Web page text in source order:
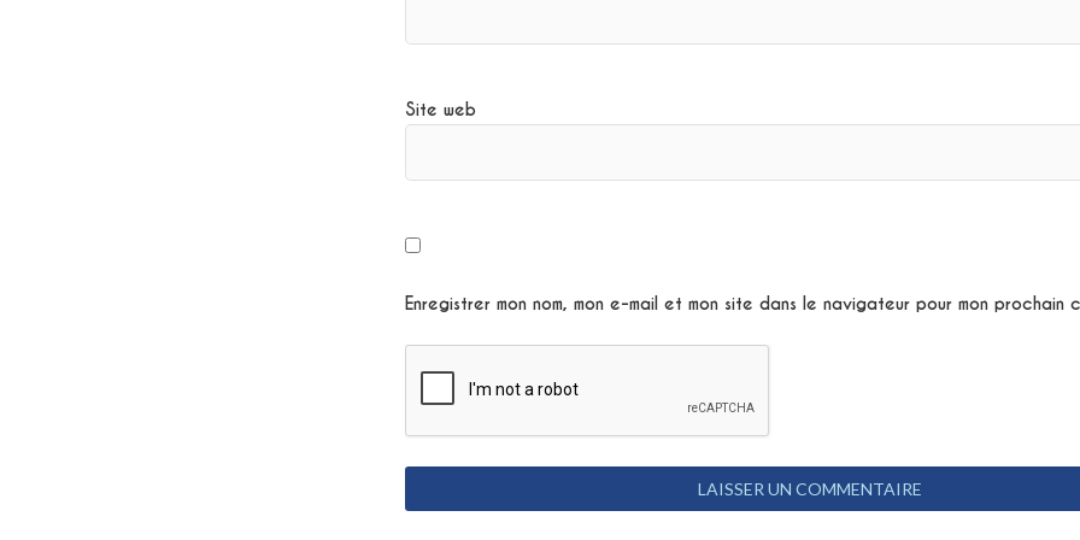
Site web
Enregistrer mon nom, mon e-mail et mon site dans le navigateur pour mon prochain